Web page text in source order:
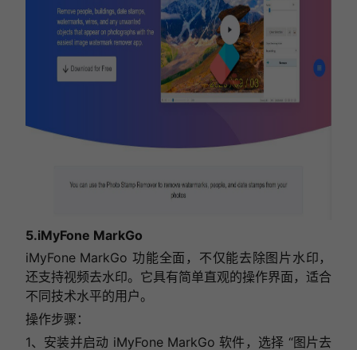
5.iMyFone MarkGo
iMyFone MarkGo 功能全面，不仅能去除图片水印，
还支持视频去水印。它具有简单直观的操作界面，适合
不同技术水平的用户。
操作步骤：
1、安装并启动 iMyFone MarkGo 软件，选择 “图片去